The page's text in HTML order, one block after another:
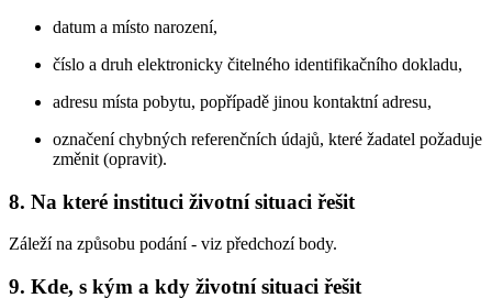
datum a místo narození,
číslo a druh elektronicky čitelného identifikačního dokladu,
adresu místa pobytu, popřípadě jinou kontaktní adresu,
označení chybných referenčních údajů, které žadatel požaduje
změnit (opravit).
8. Na které instituci životní situaci řešit
Záleží na způsobu podání - viz předchozí body.
9. Kde, s kým a kdy životní situaci řešit